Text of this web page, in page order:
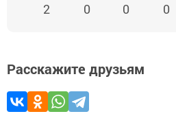
2 0 0 0
Расскажите друзьям